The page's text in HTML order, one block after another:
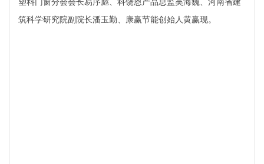
塑料门窗分会会长易序彪、 科饶恩产品总监吴海巍、 河南省建
筑科学研究院副院长潘玉勤、 康赢节能创始人黄赢现。